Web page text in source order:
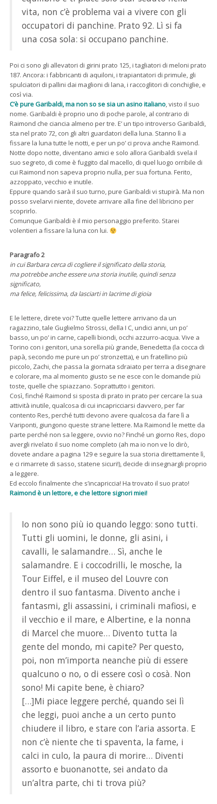
vita, non c’è problema vai a vivere con gli
occupatori di panchine. Prato 92. Lì si fa
una cosa sola: si occupano panchine.
Poi ci sono gli allevatori di girini prato 125, i tagliatori di meloni prato
187. Ancora: i fabbricanti di aquiloni, i trapiantatori di primule, gli
spulciatori di pallini dai maglioni di lana, i raccoglitori di conchiglie, e
così via.
C’è pure Garibaldi, ma non so se sia un asino italiano, visto il suo
nome. Garibaldi è proprio uno di poche parole, al contrario di
Raimond che ciancia almeno per tre. E’ un tipo introverso Garibaldi,
sta nel prato 72, con gli altri guardatori della luna. Stanno lì a
fissare la luna tutte le notti, e per un po’ ci prova anche Raimond.
Notte dopo notte, diventano amici e solo allora Garibaldi svela il
suo segreto, di come è fuggito dal macello, di quel luogo orribile di
cui Raimond non sapeva proprio nulla, per sua fortuna. Ferito,
azzoppato, vecchio e inutile.
Eppure quando sarà il suo turno, pure Garibaldi vi stupirà. Ma non
posso svelarvi niente, dovete arrivare alla fine del libricino per
scoprirlo.
Comunque Garibaldi è il mio personaggio preferito. Starei
volentieri a fissare la luna con lui.
Paragrafo 2
in cui Barbara cerca di cogliere il significato della storia,
ma potrebbe anche essere una storia inutile, quindi senza
significato,
ma felice, felicissima, da lasciarti in lacrime di gioia
E le lettere, direte voi? Tutte quelle lettere arrivano da un
ragazzino, tale Guglielmo Strossi, della I C, undici anni, un po’
basso, un po’ in carne, capelli biondi, occhi azzurro-acqua. Vive a
Torino con i genitori, una sorella più grande, Benedetta (la cocca di
papà, secondo me pure un po’ stronzetta), e un fratellino più
piccolo, Zachi, che passa la giornata sdraiato per terra a disegnare
e colorare, ma al momento giusto se ne esce con le domande più
toste, quelle che spiazzano. Soprattutto i genitori.
Così, finché Raimond si sposta di prato in prato per cercare la sua
attività inutile, qualcosa di cui incapricciarsi davvero, per far
contento Res, perché tutti devono avere qualcosa da fare lì a
Variponti, giungono queste strane lettere. Ma Raimond le mette da
parte perché non sa leggere, ovvio no? Finché un giorno Res, dopo
avergli rivelato il suo nome completo (ah ma io non ve lo dirò,
dovete andare a pagina 129 e seguire la sua storia direttamente lì,
e ci rimarrete di sasso, statene sicuri!), decide di insegnargli proprio
a leggere.
Ed eccolo finalmente che s’incapriccia! Ha trovato il suo prato!
Raimond è un lettore, e che lettore signori miei!
Io non sono più io quando leggo: sono tutti.
Tutti gli uomini, le donne, gli asini, i
cavalli, le salamandre… Sì, anche le
salamandre. E i coccodrilli, le mosche, la
Tour Eiffel, e il museo del Louvre con
dentro il suo fantasma. Divento anche i
fantasmi, gli assassini, i criminali mafiosi, e
il vecchio e il mare, e Albertine, e la nonna
di Marcel che muore… Divento tutta la
gente del mondo, mi capite? Per questo,
poi, non m’importa neanche più di essere
qualcuno o no, o di essere così o cosà. Non
sono! Mi capite bene, è chiaro?
[…]Mi piace leggere perché, quando sei lì
che leggi, puoi anche a un certo punto
chiudere il libro, e stare con l’aria assorta. E
non c’è niente che ti spaventa, la fame, i
calci in culo, la paura di morire… Diventi
assorto e buonanotte, sei andato da
un’altra parte, chi ti trova più?